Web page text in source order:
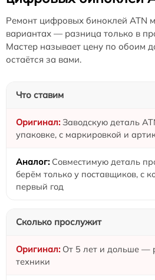
Ремонт цифровых биноклей ATN
вариантах — разница только в
Мастер называет цену по обоим
остаётся за вами.
Что ставим
Заводскую деталь
упаковке, с маркировкой и
Совместимую деталь
берём только у поставщиков, с
первый год
Сколько прослужит
От 5 лет и дольше —
техники